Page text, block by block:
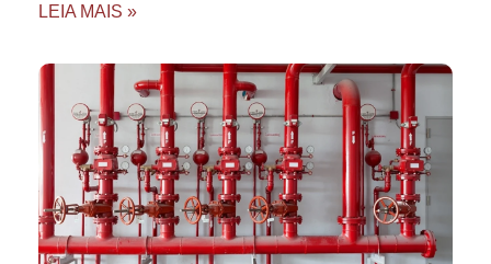
LEIA MAIS »